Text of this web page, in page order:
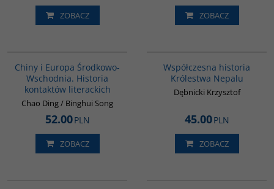
ZOBACZ ZOBACZ
Chiny i Europa Środkowo-
Wschodnia. Historia
kontaktów literackich
Chao Ding / Binghui Song
52.00PLN
ZOBACZ
Współczesna historia
Królestwa Nepalu
Dębnicki Krzysztof
45.00PLN
ZOBACZ